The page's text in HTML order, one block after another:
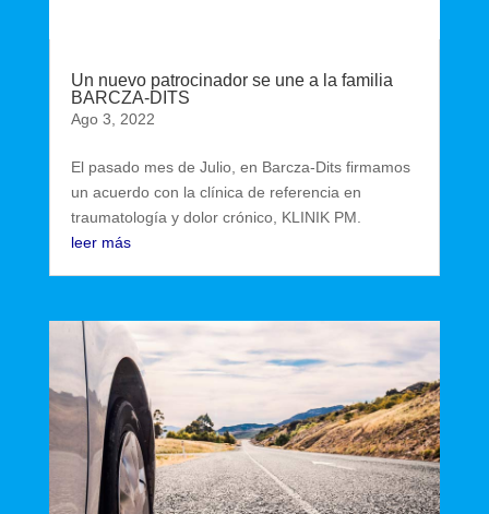
Un nuevo patrocinador se une a la familia
BARCZA-DITS
Ago 3, 2022
El pasado mes de Julio, en Barcza-Dits firmamos
un acuerdo con la clínica de referencia en
traumatología y dolor crónico, KLINIK PM.
leer más